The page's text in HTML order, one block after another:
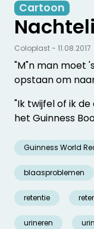
Cartoon
"M"n man moet
opstaan om
"Ik twijfel of ik
het Guinness
Guinness World
blaasproblemen
retentie
urineren
Coloplast - 11.08.2017